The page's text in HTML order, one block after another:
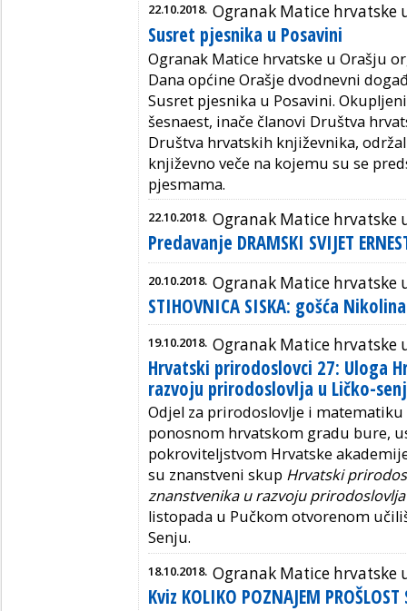
22.10.2018. Ogranak Matice hrvatske
Susret pjesnika u Posavini
Ogranak Matice hrvatske u Orašju
Dana općine Orašje dvodnevni
Susret pjesnika u Posavini.
šesnaest, inače članovi Društva
Društva hrvatskih književnika,
književno veče na kojemu su se
pjesmama.
22.10.2018. Ogranak Matice hrvatske
Predavanje DRAMSKI SVIJET
20.10.2018. Ogranak Matice hrvatske
STIHOVNICA SISKA: gošća
19.10.2018. Ogranak Matice hrvatske
Hrvatski prirodoslovci 27: Uloga
razvoju prirodoslovlja u Ličko-
Odjel za prirodoslovlje i
ponosnom hrvatskom gradu bure,
pokroviteljstvom Hrvatske
su znanstveni skup Hrvatski
znanstvenika u razvoju
listopada u Pučkom otvorenom
Senju.
18.10.2018. Ogranak Matice hrvatske
Kviz KOLIKO POZNAJEM PROŠLOST